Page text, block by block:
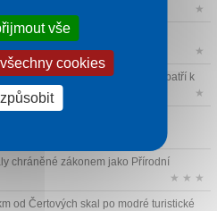
★
koupaliště Zlín je po rozsáhlé
★
pocházející ze 14. století patří k
★
chráněné zákonem jako Přírodní
★ ★ ★
od Čertových skal po modré turistické
vše
cookies